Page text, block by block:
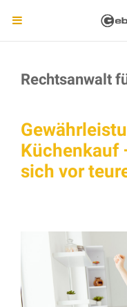
Rechtsanwalt
Küchenkauf
sich vor